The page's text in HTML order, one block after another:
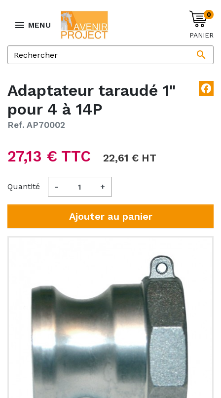
 MENU

0
PANIER
Adaptateur taraudé 1"
pour 4 à 14P
facebook
Ref. AP70002
27,13 € TTC 22,61 € HT
Quantité - +
Ajouter au panier